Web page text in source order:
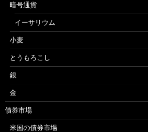
暗号通貨
イーサリウム
小麦
とうもろこし
銀
金
債券市場
米国の債券市場